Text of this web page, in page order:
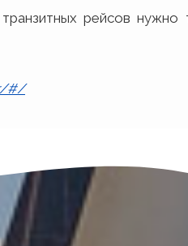
рейсов
#/